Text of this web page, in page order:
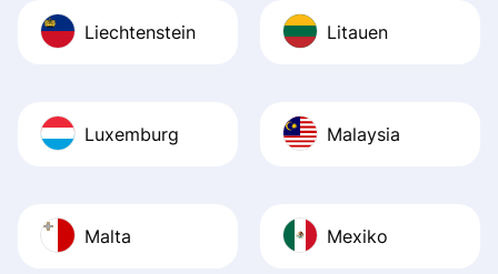
Liechtenstein Litauen
Luxemburg Malaysia
Malta Mexiko